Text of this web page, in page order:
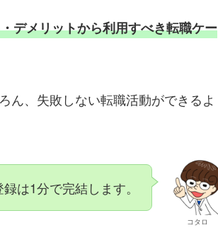
デメリットから利用すべき転職ケー
ん、失敗しない転職活動ができるよ
コタロ
は1分で完結します。